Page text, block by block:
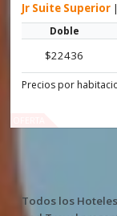
Jr Suite Superior |
Doble
$22436
Precios por
Todos los